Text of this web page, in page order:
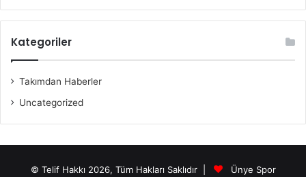
Kategoriler
Takımdan Haberler
Uncategorized
© Telif Hakkı 2026, Tüm Hakları Saklıdır | Ünye Spor